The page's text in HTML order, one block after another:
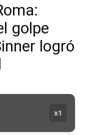
golpe
logró
x1